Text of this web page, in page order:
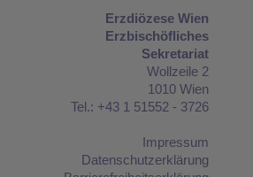
Erzdiözese Wien
Erzbischöfliches
Sekretariat
Wollzeile 2
1010 Wien
Tel.: +43 1 51552 - 3726
Impressum
Datenschutzerklärung